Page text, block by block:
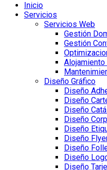
Inicio
Servicios
Servicios Web
Gestión
Gestión
Alojamiento
Diseño Gráfico
Diseño
Diseño
Diseño
Diseño
Diseño
Diseño
Diseño
Diseño
Diseño